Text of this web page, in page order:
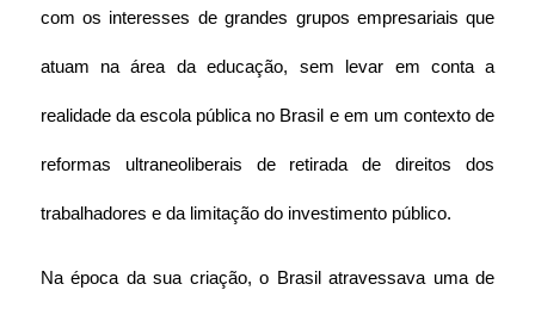
com os interesses de grandes grupos empresariais que
atuam na área da educação, sem levar em conta a
realidade da escola pública no Brasil e em um contexto de
reformas ultraneoliberais de retirada de direitos dos
trabalhadores e da limitação do investimento público.
Na época da sua criação, o Brasil atravessava uma de